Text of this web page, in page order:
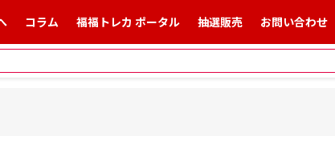
コラム 福福トレカ ポータル 抽選販売 お問い合わせ